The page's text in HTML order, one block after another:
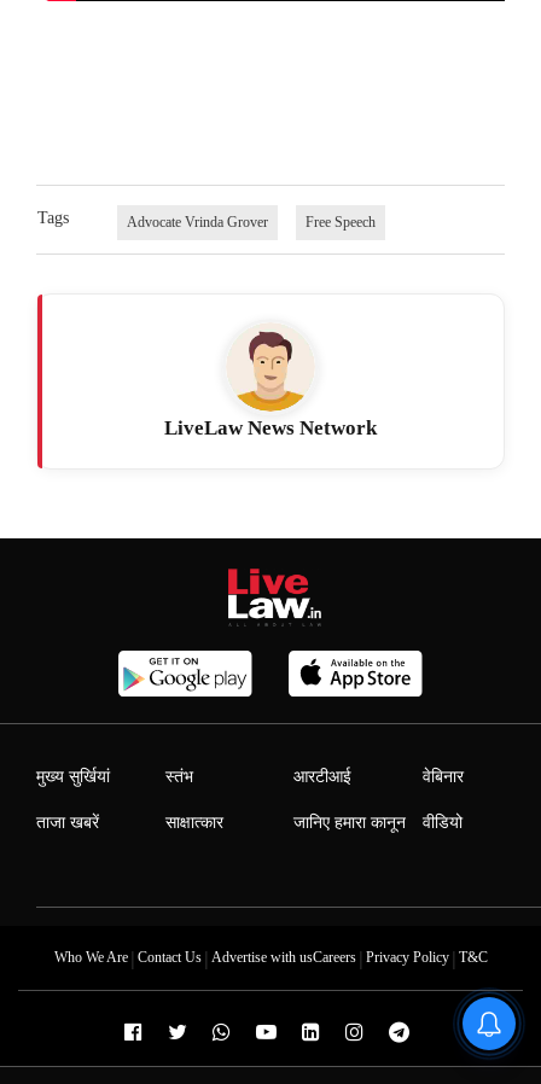
Tags Advocate Vrinda Grover Free Speech
LiveLaw News Network
मुख्य सुर्खियां
ताजा खबरें
स्तंभ
साक्षात्कार
आरटीआई
जानिए हमारा कानून
वेबिनार
वीडियो
Who We Are| Contact Us| Advertise with usCareers| Privacy Policy| T&C